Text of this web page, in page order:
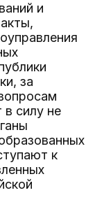
и
за
в силу не
к